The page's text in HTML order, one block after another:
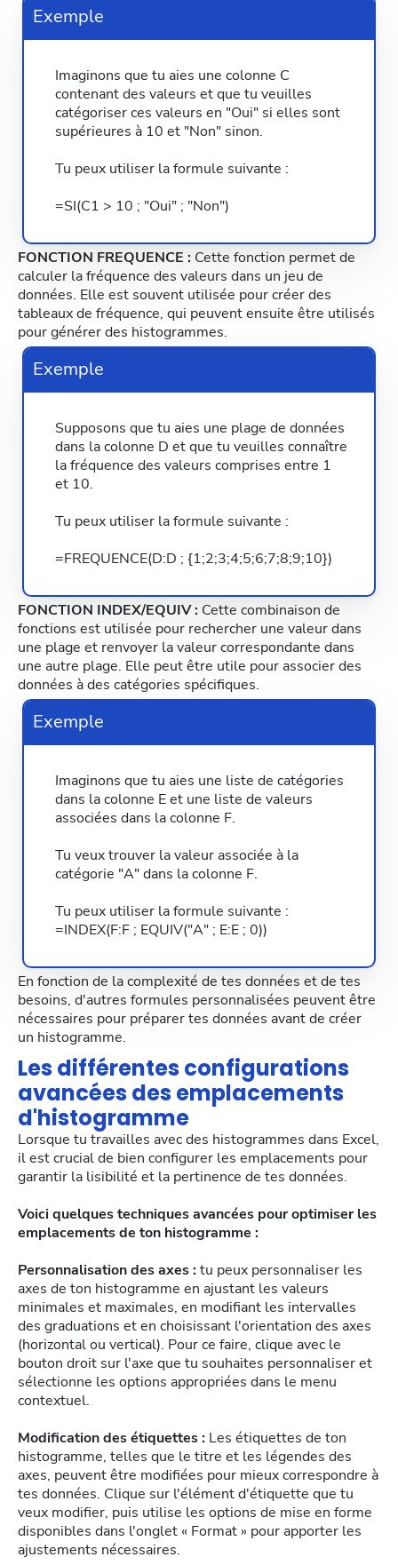
Exemple
Imaginons que tu aies une colonne C
contenant des valeurs et que tu veuilles
catégoriser ces valeurs en "Oui" si elles sont
supérieures à 10 et "Non" sinon.
Tu peux utiliser la formule suivante :
=SI(C1 > 10 ; "Oui" ; "Non")
FONCTION FREQUENCE : Cette fonction permet de
calculer la fréquence des valeurs dans un jeu de
données. Elle est souvent utilisée pour créer des
tableaux de fréquence, qui peuvent ensuite être utilisés
pour générer des histogrammes.
Exemple
Supposons que tu aies une plage de données
dans la colonne D et que tu veuilles connaître
la fréquence des valeurs comprises entre 1
et 10.
Tu peux utiliser la formule suivante :
=FREQUENCE(D:D ; {1;2;3;4;5;6;7;8;9;10})
FONCTION INDEX/EQUIV : Cette combinaison de
fonctions est utilisée pour rechercher une valeur dans
une plage et renvoyer la valeur correspondante dans
une autre plage. Elle peut être utile pour associer des
données à des catégories spécifiques.
Exemple
Imaginons que tu aies une liste de catégories
dans la colonne E et une liste de valeurs
associées dans la colonne F.
Tu veux trouver la valeur associée à la
catégorie "A" dans la colonne F.
Tu peux utiliser la formule suivante :
=INDEX(F:F ; EQUIV("A" ; E:E ; 0))
En fonction de la complexité de tes données et de tes
besoins, d'autres formules personnalisées peuvent être
nécessaires pour préparer tes données avant de créer
un histogramme.
Les différentes configurations
avancées des emplacements
d'histogramme
Lorsque tu travailles avec des histogrammes dans Excel,
il est crucial de bien configurer les emplacements pour
garantir la lisibilité et la pertinence de tes données.
Voici quelques techniques avancées pour optimiser les
emplacements de ton histogramme :
Personnalisation des axes :tu peux personnaliser les
axes de ton histogramme en ajustant les valeurs
minimales et maximales, en modifiant les intervalles
des graduations et en choisissant l'orientation des axes
(horizontal ou vertical). Pour ce faire, clique avec le
bouton droit sur l'axe que tu souhaites personnaliser et
sélectionne les options appropriées dans le menu
contextuel.
Modification des étiquettes : Les étiquettes de ton
histogramme, telles que le titre et les légendes des
axes, peuvent être modifiées pour mieux correspondre à
tes données. Clique sur l'élément d'étiquette que tu
veux modifier, puis utilise les options de mise en forme
disponibles dans l'onglet « Format » pour apporter les
ajustements nécessaires.